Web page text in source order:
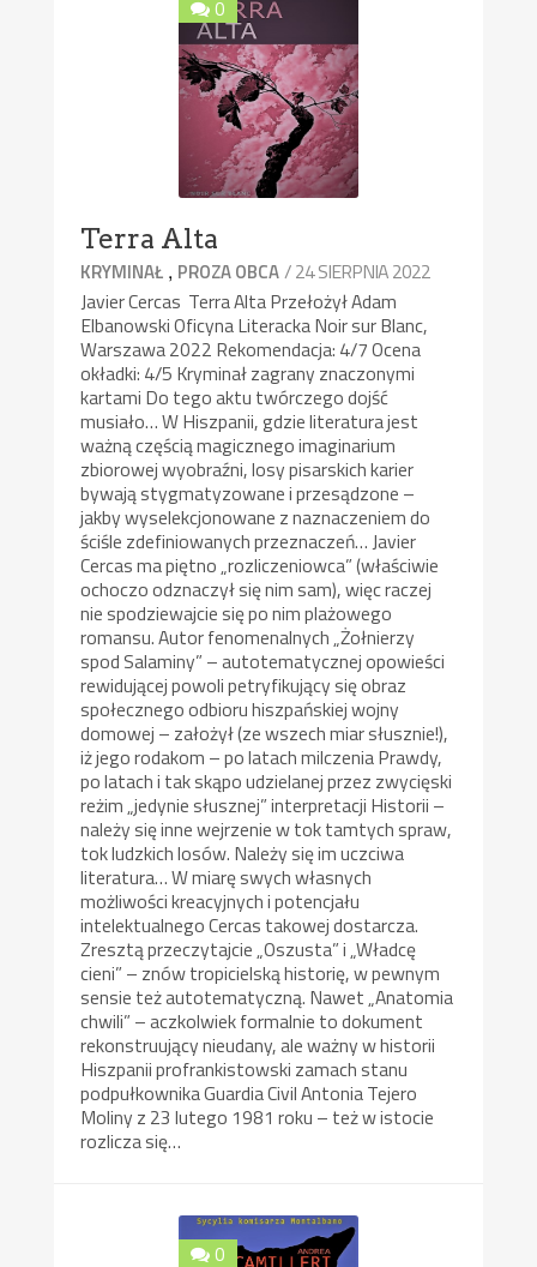
0
Terra Alta
KRYMINAŁ , PROZA OBCA/ 24 SIERPNIA 2022
Javier Cercas Terra Alta Przełożył Adam
Elbanowski Oficyna Literacka Noir sur Blanc,
Warszawa 2022 Rekomendacja: 4/7 Ocena
okładki: 4/5 Kryminał zagrany znaczonymi
kartami Do tego aktu twórczego dojść
musiało… W Hiszpanii, gdzie literatura jest
ważną częścią magicznego imaginarium
zbiorowej wyobraźni, losy pisarskich karier
bywają stygmatyzowane i przesądzone –
jakby wyselekcjonowane z naznaczeniem do
ściśle zdefiniowanych przeznaczeń… Javier
Cercas ma piętno „rozliczeniowca” (właściwie
ochoczo odznaczył się nim sam), więc raczej
nie spodziewajcie się po nim plażowego
romansu. Autor fenomenalnych „Żołnierzy
spod Salaminy” – autotematycznej opowieści
rewidującej powoli petryfikujący się obraz
społecznego odbioru hiszpańskiej wojny
domowej – założył (ze wszech miar słusznie!),
iż jego rodakom – po latach milczenia Prawdy,
po latach i tak skąpo udzielanej przez zwycięski
reżim „jedynie słusznej” interpretacji Historii –
należy się inne wejrzenie w tok tamtych spraw,
tok ludzkich losów. Należy się im uczciwa
literatura… W miarę swych własnych
możliwości kreacyjnych i potencjału
intelektualnego Cercas takowej dostarcza.
Zresztą przeczytajcie „Oszusta” i „Władcę
cieni” – znów tropicielską historię, w pewnym
sensie też autotematyczną. Nawet „Anatomia
chwili” – aczkolwiek formalnie to dokument
rekonstruujący nieudany, ale ważny w historii
Hiszpanii profrankistowski zamach stanu
podpułkownika Guardia Civil Antonia Tejero
Moliny z 23 lutego 1981 roku – też w istocie
rozlicza się…
0